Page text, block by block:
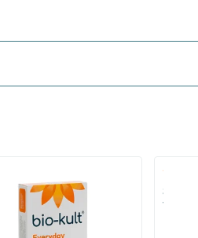
Probiotica
​60/​120 capsules
Super